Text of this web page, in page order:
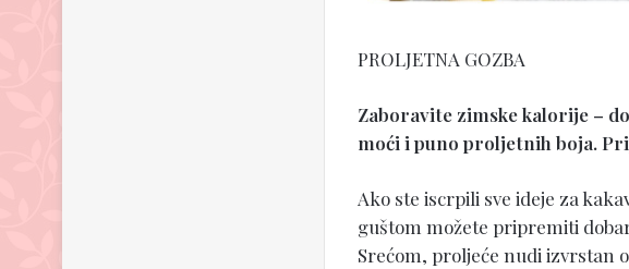
PROLJETNA GOZBA
Zaboravite zimske kalorije –
moći i puno proljetnih boja.
Ako ste iscrpili sve ideje za
guštom možete pripremiti
Srećom, proljeće nudi izvrstan